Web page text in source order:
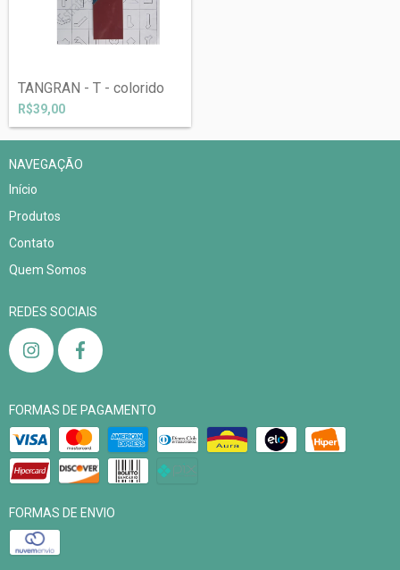
TANGRAN - T - colorido
R$39,00
NAVEGAÇÃO
Início
Produtos
Contato
Quem Somos
REDES SOCIAIS
FORMAS DE PAGAMENTO
FORMAS DE ENVIO